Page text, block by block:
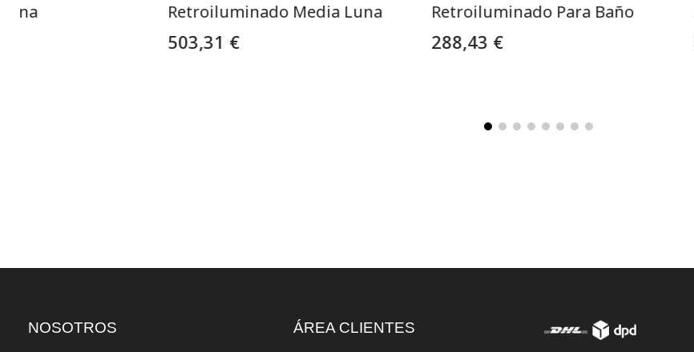
Retroiluminado Media Luna
503,31 €
Retroiluminado Para Baño
288,43 €
NOSOTROS ÁREA CLIENTES